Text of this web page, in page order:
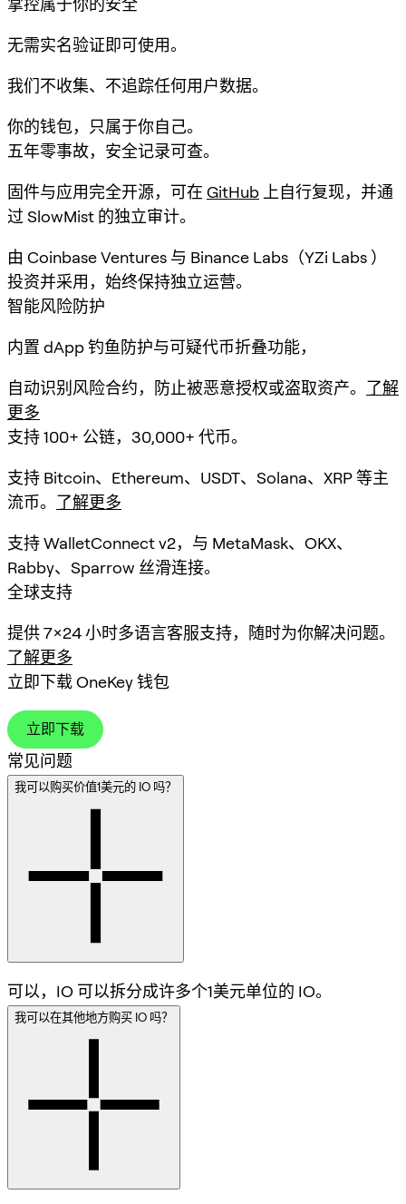
掌控属于你的安全
无需实名验证即可使用。
我们不收集、不追踪任何用户数据。
你的钱包，只属于你自己。
五年零事故，安全记录可查。
固件与应用完全开源，可在 GitHub 上自行复现，并通
过 SlowMist 的独立审计。
由 Coinbase Ventures 与 Binance Labs（YZi Labs ）
投资并采用，始终保持独立运营。
智能风险防护
内置 dApp 钓鱼防护与可疑代币折叠功能，
自动识别风险合约，防止被恶意授权或盗取资产。 了解
更多
支持 100+ 公链，30,000+ 代币。
支持 Bitcoin、Ethereum、USDT、Solana、XRP 等主
流币。 了解更多
支持 WalletConnect v2，与 MetaMask、OKX、
Rabby、Sparrow 丝滑连接。
全球支持
提供 7×24 小时多语言客服支持，随时为你解决问题。
了解更多
立即下载 OneKey 钱包
立即下载
常见问题
我可以购买价值1美元的 IO 吗？
可以，IO 可以拆分成许多个1美元单位的 IO。
我可以在其他地方购买 IO 吗？